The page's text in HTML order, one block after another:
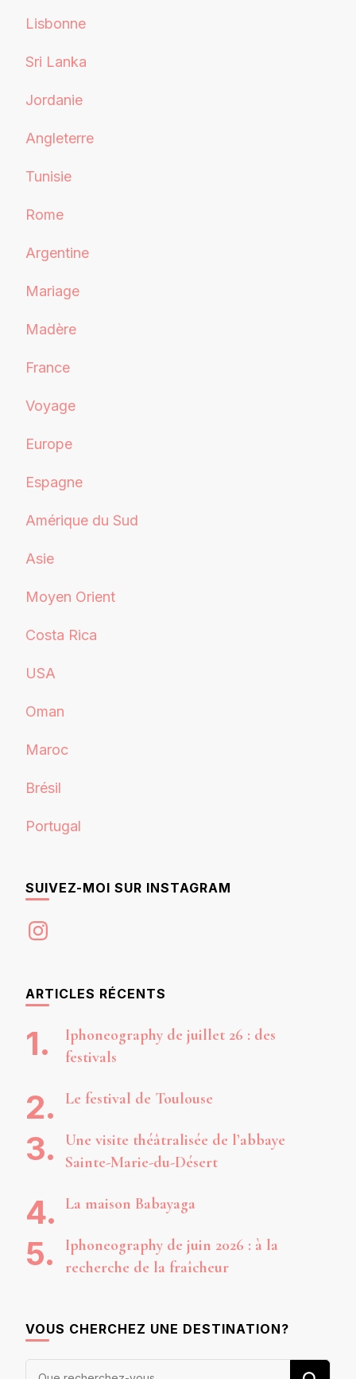
Lisbonne
Sri Lanka
Jordanie
Angleterre
Tunisie
Rome
Argentine
Mariage
Madère
France
Voyage
Europe
Espagne
Amérique du Sud
Asie
Moyen Orient
Costa Rica
USA
Oman
Maroc
Brésil
Portugal
SUIVEZ-MOI SUR INSTAGRAM
Instagram
ARTICLES RÉCENTS
Iphoneography de juillet 26 : des
festivals
Le festival de Toulouse
Une visite théâtralisée de l’abbaye
Sainte-Marie-du-Désert
La maison Babayaga
Iphoneography de juin 2026 : à la
recherche de la fraîcheur
VOUS CHERCHEZ UNE DESTINATION?
Vous